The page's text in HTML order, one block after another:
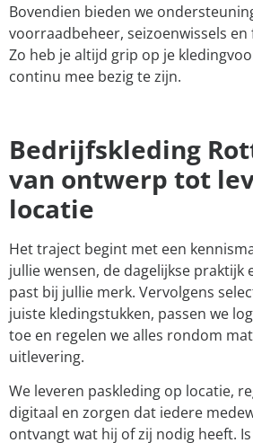
Bovendien bieden we
voorraadbeheer, seizoenwissels
Zo heb je altijd grip op je
continu mee bezig te zijn.
Bedrijfskleding
van ontwerp tot
locatie
Het traject begint met een
jullie wensen, de dagelijkse praktijk
past bij jullie merk. Vervolgens
juiste kledingstukken, passen we
toe en regelen we alles rondom
uitlevering.
We leveren paskleding op locatie,
digitaal en zorgen dat iedere
ontvangt wat hij of zij nodig heeft.